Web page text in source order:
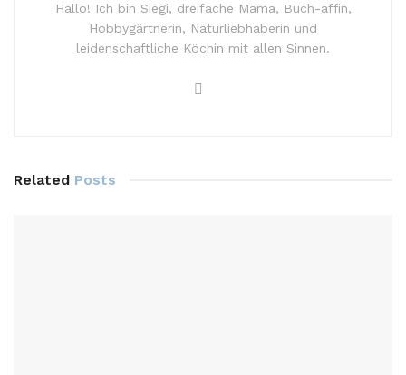
Hallo! Ich bin Siegi, dreifache Mama, Buch-affin,
Hobbygärtnerin, Naturliebhaberin und
leidenschaftliche Köchin mit allen Sinnen.
Related Posts